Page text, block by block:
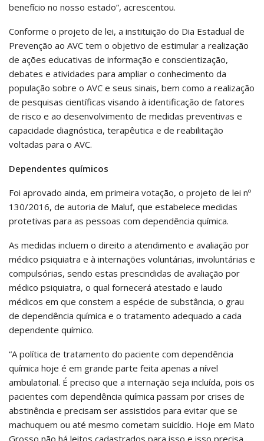
benefício no nosso estado”, acrescentou.
Conforme o projeto de lei, a instituição do Dia Estadual de
Prevenção ao AVC tem o objetivo de estimular a realização
de ações educativas de informação e conscientização,
debates e atividades para ampliar o conhecimento da
população sobre o AVC e seus sinais, bem como a realização
de pesquisas científicas visando à identificação de fatores
de risco e ao desenvolvimento de medidas preventivas e
capacidade diagnóstica, terapêutica e de reabilitação
voltadas para o AVC.
Dependentes químicos
Foi aprovado ainda, em primeira votação, o projeto de lei nº
130/2016, de autoria de Maluf, que estabelece medidas
protetivas para as pessoas com dependência química.
As medidas incluem o direito a atendimento e avaliação por
médico psiquiatra e à internações voluntárias, involuntárias e
compulsórias, sendo estas prescindidas de avaliação por
médico psiquiatra, o qual fornecerá atestado e laudo
médicos em que constem a espécie de substância, o grau
de dependência química e o tratamento adequado a cada
dependente químico.
“A política de tratamento do paciente com dependência
química hoje é em grande parte feita apenas a nível
ambulatorial. É preciso que a internação seja incluída, pois os
pacientes com dependência química passam por crises de
abstinência e precisam ser assistidos para evitar que se
machuquem ou até mesmo cometam suicídio. Hoje em Mato
Grosso não há leitos cadastrados para isso e isso precisa